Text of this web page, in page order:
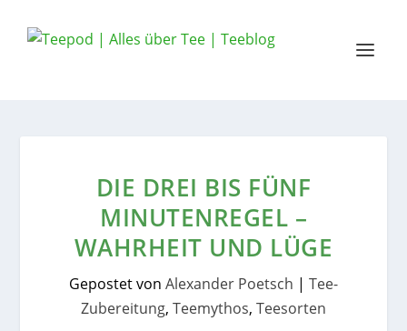
DIE DREI BIS FÜNF
MINUTENREGEL –
WAHRHEIT UND LÜGE
Gepostet von Alexander Poetsch | Tee-
Zubereitung, Teemythos, Teesorten